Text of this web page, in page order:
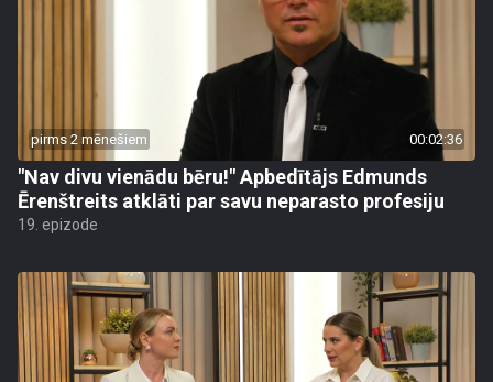
pirms 2 mēnešiem 00:02:36
"Nav divu vienādu bēru!" Apbedītājs Edmunds
Ērenštreits atklāti par savu neparasto profesiju
19. epizode